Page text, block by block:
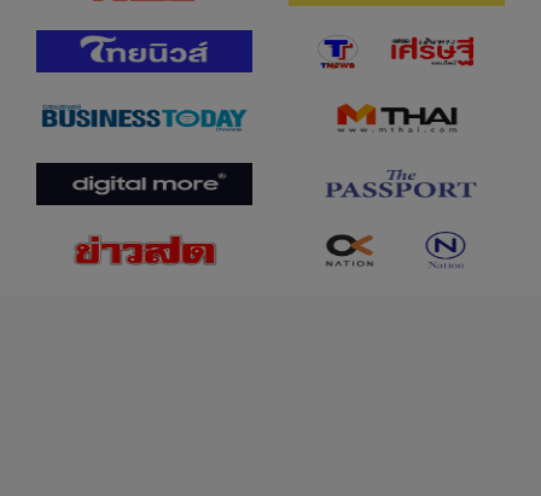
ข้อ 5 เนื้อหาบางประการเป็นของผู้ให้
บริการ
ความคุ้มครองตามกฎหมายและกฎข้อบังคับ
ว่าด้วยทรัพย์สินทางปัญญา กล่าวโดยเฉพาะ
เจาะจงคือ บริษัทเป็นเจ้าของเว็บไซต์ของบริษัท
และข้อมูลและเนื้อหาทั้งปวงที่แสดงอยู่ใน
ข้อความ สัญลักษณ์ ตราสัญลักษณ์ แบบ
เครื่องหมายการค้า ภาพกราฟฟิก ไฟล์ ยกเว้น